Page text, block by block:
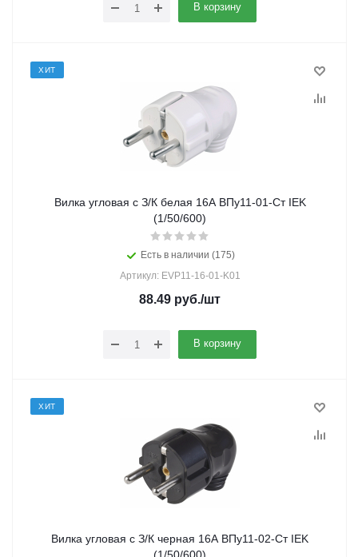
В корзину
ХИТ
Вилка угловая с З/К белая 16А ВПу11-01-Ст IEK
(1/50/600)
Есть в наличии (175)
Артикул: EVP11-16-01-K01
88.49 руб./шт
В корзину
ХИТ
Вилка угловая с З/К черная 16А ВПу11-02-Ст IEK